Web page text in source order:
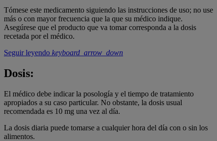
Tómese este medicamento siguiendo las instrucciones de uso; no use
más o con mayor frecuencia que la que su médico indique.
Asegúrese que el producto que va tomar corresponda a la dosis
recetada por el médico.
Seguir leyendo keyboard_arrow_down
Dosis:
El médico debe indicar la posología y el tiempo de tratamiento
apropiados a su caso particular. No obstante, la dosis usual
recomendada es 10 mg una vez al día.
La dosis diaria puede tomarse a cualquier hora del día con o sin los
alimentos.